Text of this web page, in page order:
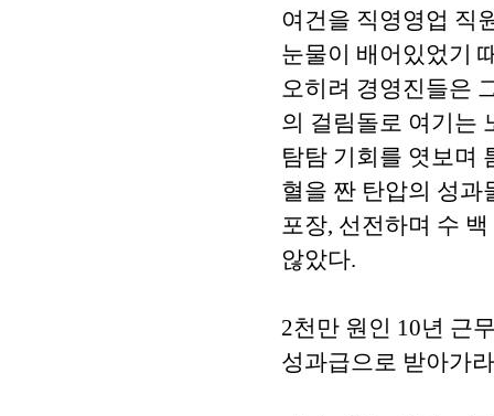
여건을 직영영업 직
눈물이 배어있었기
오히려 경영진들은
의 걸림돌로 여기는
탐탐 기회를 엿보며
혈을 짠 탄압의 성과
포장, 선전하며 수
않았다.
2천만 원인 10년 근
성과급으로 받아가